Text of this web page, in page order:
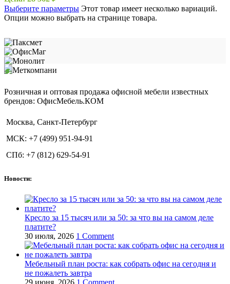
Выберите параметры Этот товар имеет несколько вариаций.
Опции можно выбрать на странице товара.
Розничная и оптовая продажа офисной мебели известных
брендов: ОфисМебель.КОМ
Москва, Санкт-Петербург
МСК: +7 (499) 951-94-91
СПб: +7 (812) 629-54-91
Новости:
Кресло за 15 тысяч или за 50: за что вы на самом деле
платите?
30 июля, 2026 1 Comment
Мебельный план роста: как собрать офис на сегодня и
не пожалеть завтра
29 июня, 2026 1 Comment